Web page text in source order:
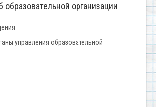
образовательной организации
управления образовательной